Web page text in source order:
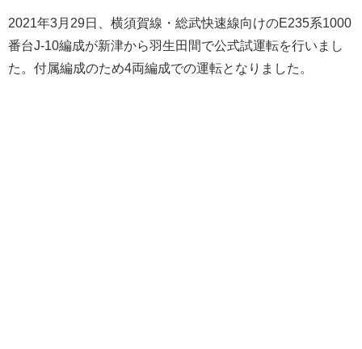
2021年3月29日、横須賀線・総武快速線向けのE235系1000
番台J-10編成が新津から羽生田間で公式試運転を行いまし
た。付属編成のため4両編成での運転となりました。